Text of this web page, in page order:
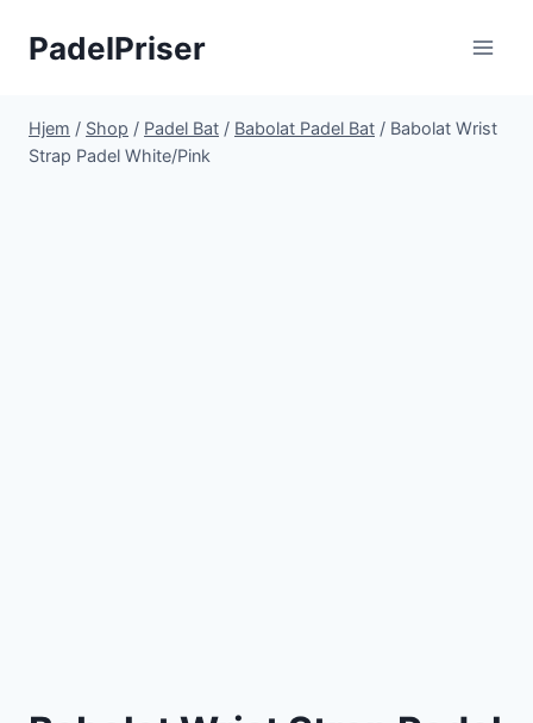
PadelPriser
Hjem / Shop / Padel Bat / Babolat Padel Bat / Babolat Wrist
Strap Padel White/Pink